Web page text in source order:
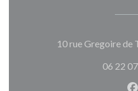
10 rue Gregoire de
06 22